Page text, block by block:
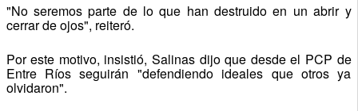
"No seremos parte de lo que han destruido en un abrir y
cerrar de ojos", reiteró.
Por este motivo, insistió, Salinas dijo que desde el PCP de
Entre Ríos seguirán "defendiendo ideales que otros ya
olvidaron".